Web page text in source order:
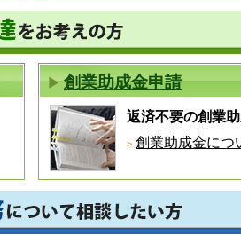
創業助成金申請
返済不要の創業助
創業助成金につ